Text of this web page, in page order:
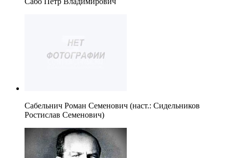
Сабельнич Роман Семенович (наст.: Сидельников
Ростислав Семенович)